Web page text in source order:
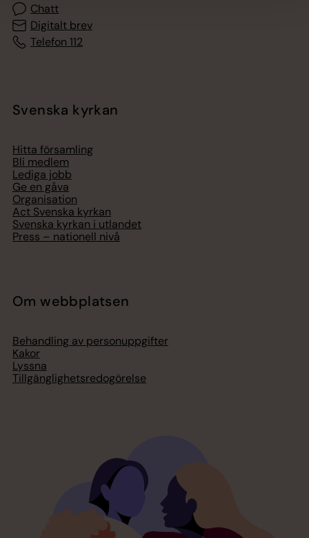
Chatt
Digitalt brev
Telefon 112
Svenska kyrkan
Hitta församling
Bli medlem
Lediga jobb
Ge en gåva
Organisation
Act Svenska kyrkan
Svenska kyrkan i utlandet
Press – nationell nivå
Om webbplatsen
Behandling av personuppgifter
Kakor
Lyssna
Tillgänglighetsredogörelse